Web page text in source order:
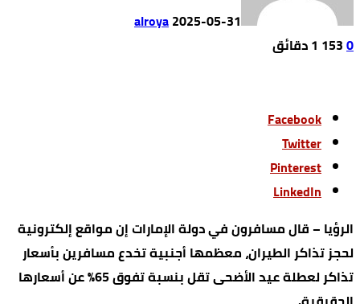
alroya2025-05-31
0
153 1 ‫دقائق‬
Facebook
Twitter
Pinterest
LinkedIn
الرؤيا – قال مسافرون في دولة الإمارات إن مواقع إلكترونية
لحجز تذاكر الطيران، معظمها أجنبية تخدع مسافرين بأسعار
تذاكر لعطلة عيد الأضحى تقل بنسبة تفوق 65% عن أسعارها